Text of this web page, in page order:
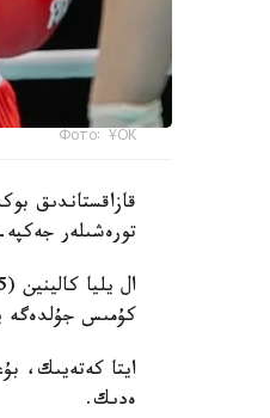
Фото: ҰОК
تورەشىلەر
كۇمىس جۇلدەگە
ەدىك.